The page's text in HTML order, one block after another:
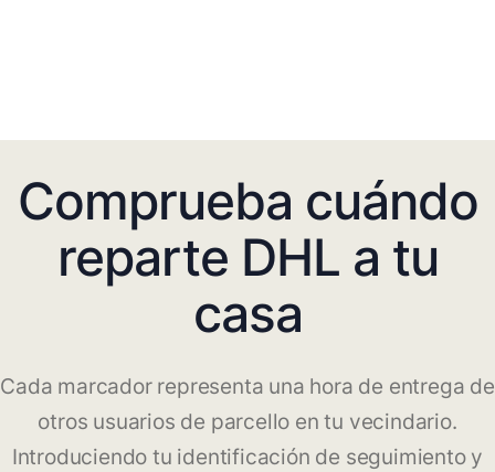
Comprueba cuándo
reparte DHL a tu
casa
Cada marcador representa una hora de entrega de
otros usuarios de parcello en tu vecindario.
Introduciendo tu identificación de seguimiento y